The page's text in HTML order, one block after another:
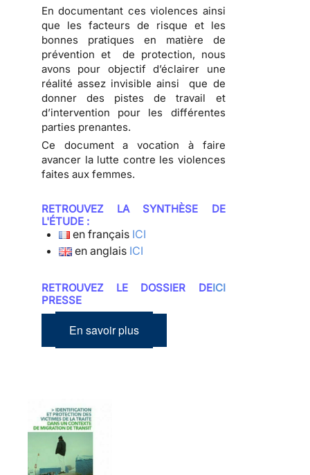
En documentant ces violences ainsi
que les facteurs de risque et les
bonnes pratiques en matière de
prévention et de protection, nous
avons pour objectif d’éclairer une
réalité assez invisible ainsi que de
donner des pistes de travail et
d’intervention pour les différentes
parties prenantes.
Ce document a vocation à faire
avancer la lutte contre les violences
faites aux femmes.
RETROUVEZ LA SYNTHÈSE DE
L'ÉTUDE :
en français ICI
en anglais ICI
RETROUVEZ LE DOSSIER DE
PRESSE
ICI
En savoir plus